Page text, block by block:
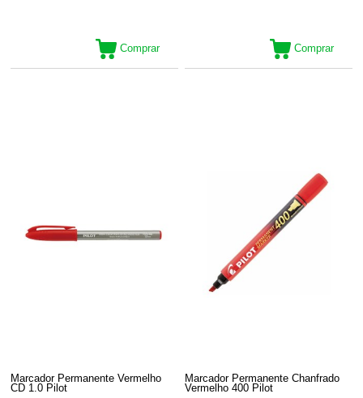
Comprar Comprar
Marcador Permanente Vermelho
CD 1.0 Pilot
Marcador Permanente Chanfrado
Vermelho 400 Pilot